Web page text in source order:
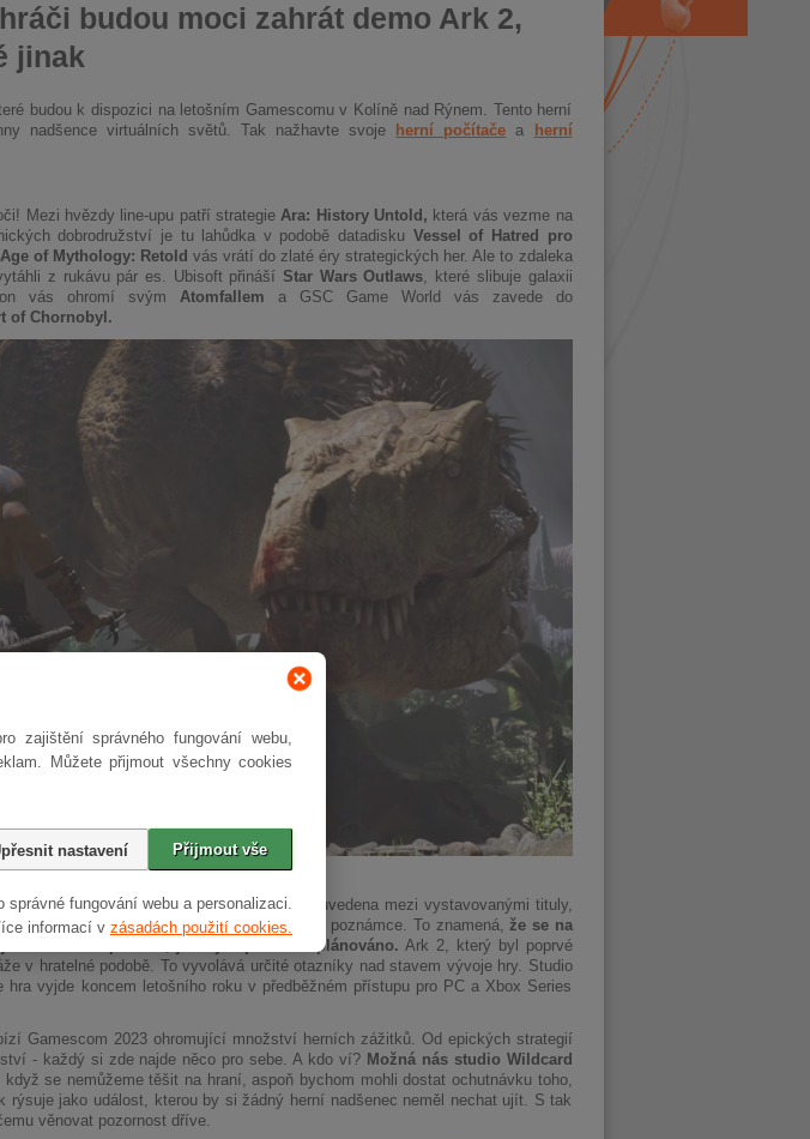
zajištění správného fungování webu,
Můžete přijmout všechny cookies
Přijmout vše
nastavení
fungování webu a personalizaci.
informací v zásadách použití cookies.
budou moci zahrát demo Ark 2,
jinak
budou k dispozici na letošním Gamescomu v Kolíně nad Rýnem. Tento herní
nadšence virtuálních světů. Tak nažhavte svoje
herní počítače a
herní
Mezi hvězdy line-upu patří strategie Ara: History Untold, která vás vezme na
dobrodružství je tu lahůdka v podobě datadisku Vessel of Hatred pro
Age of Mythology: Retold vás vrátí do zlaté éry strategických her. Ale to zdaleka
z rukávu pár es. Ubisoft přináší Star Wars Outlaws , které slibuje galaxii
vás ohromí svým Atomfallem a GSC Game World vás zavede do
of Chornobyl.
trochu zklamaní. Ačkoli hra byla původně uvedena mezi vystavovanými tituly,
zmínku jsme odstranili," uvedli v redakční poznámce. To znamená, že se na
virtuální podobě, jak bylo původně plánováno.Ark 2, který byl poprvé
v hratelné podobě. To vyvolává určité otazníky nad stavem vývoje hry. Studio
vyjde koncem letošního roku v předběžném přístupu pro PC a Xbox Series
Gamescom 2023 ohromující množství herních zážitků. Od epických strategií
- každý si zde najde něco pro sebe. A kdo ví? Možná nás studio Wildcard
když se nemůžeme těšit na hraní, aspoň bychom mohli dostat ochutnávku toho,
rýsuje jako událost, kterou by si žádný herní nadšenec neměl nechat ujít. S tak
věnovat pozornost dříve.